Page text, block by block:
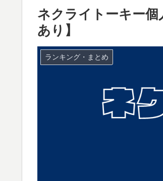
ネクライトーキー
あり】
ランキング・まとめ